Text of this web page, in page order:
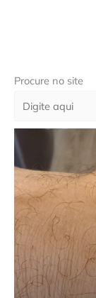
Procure no site